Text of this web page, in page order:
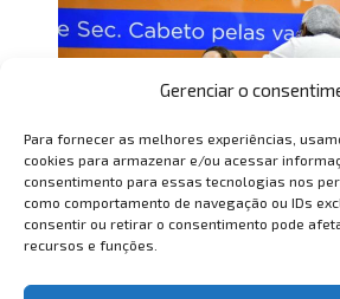
Gerenciar o
Para fornecer as melhores experiências,
cookies para armazenar e/ou acessar
consentimento para essas tecnologias nos
como comportamento de navegação ou IDs
consentir ou retirar o consentimento pode
recursos e funções.